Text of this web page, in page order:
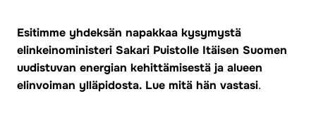
Esitimme yhdeksän napakkaa kysymystä
elinkeinoministeri Sakari Puistolle Itäisen Suomen
uudistuvan energian kehittämisestä ja alueen
elinvoiman ylläpidosta. Lue mitä hän vastasi.